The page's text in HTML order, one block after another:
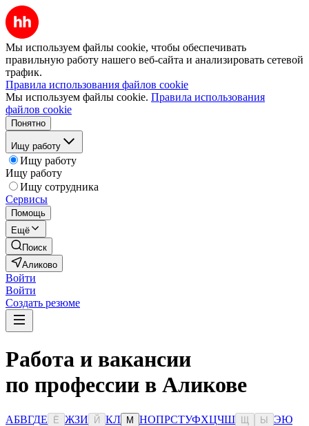
Мы используем файлы cookie, чтобы обеспечивать
правильную работу нашего веб-сайта и анализировать сетевой
трафик.
Правила использования файлов cookie
Мы используем файлы cookie. Правила использования
файлов cookie
Понятно
Ищу работу
Ищу работу
Ищу работу
Ищу сотрудника
Сервисы
Помощь
Ещё
Поиск
Аликово
Войти
Войти
Создать резюме
Работа и вакансии
по профессии в Аликове
АБВГДЕ Ё ЖЗИ Й КЛ М НОПРСТУФХЦЧШ Ы ЭЮ